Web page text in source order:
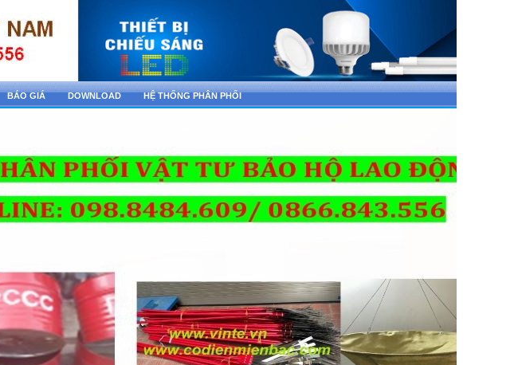
BÁO GIÁ DOWNLOAD HỆ THỐNG PHÂN PHỐI